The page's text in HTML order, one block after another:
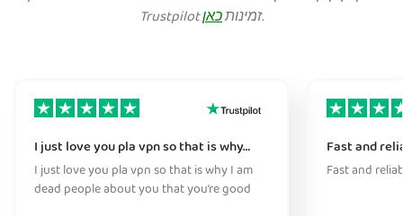
Trustpilot זמינותכאן .
I just love you pla vpn so that is why…
I just love you pla vpn so that is why I am
dead people about you that you’re good
Fast and
Fast and